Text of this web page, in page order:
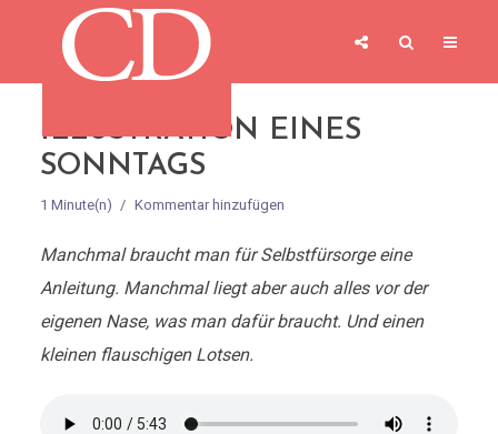
ILLUSTRATION EINES
SONNTAGS
1 Minute(n) Kommentar hinzufügen
Manchmal braucht man für Selbstfürsorge eine
Anleitung. Manchmal liegt aber auch alles vor der
eigenen Nase, was man dafür braucht. Und einen
kleinen flauschigen Lotsen.